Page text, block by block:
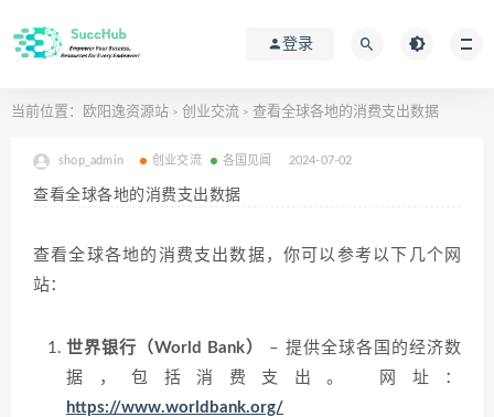
登录
当前位置： 欧阳逸资源站 > 创业交流 > 查看全球各地的消费支出数据
shop_admin 创业交流 各国见闻 2024-07-02
查看全球各地的消费支出数据
查看全球各地的消费支出数据，你可以参考以下几个网
站：
世界银行（World Bank）
– 提供全球各国的经济数
据，包括消费支出。
网址：
https://www.worldbank.org/